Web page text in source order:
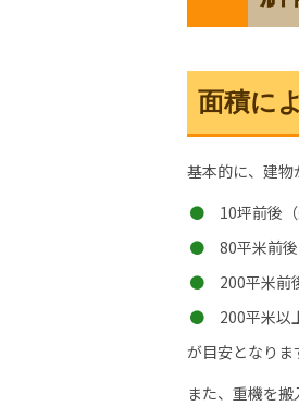
面積に
基本的に、建物
10坪前後
80平米前
200平米前
200平米以
が目安となりま
また、重機を